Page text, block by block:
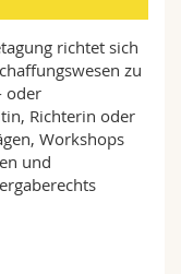
richtet sich
zu
oder
Richterin oder
Workshops
und